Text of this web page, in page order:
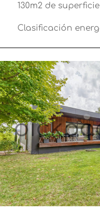
130m2 de
Clasificación